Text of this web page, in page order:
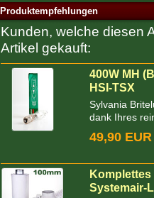
Produktempfehlungen
Kunden, welche diesen
Artikel gekauft:
400W MH
HSI-TSX
Sylvania
dank Ihres
49,90 EUR
Komplettes
Systemair-